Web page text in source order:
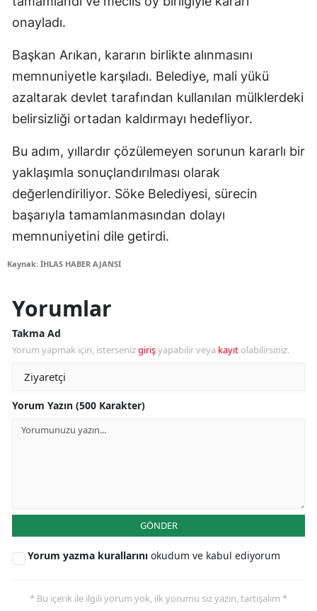
onayladı.
Başkan Arıkan, kararın birlikte alınmasını
memnuniyetle karşıladı. Belediye, mali yükü
azaltarak devlet tarafından kullanılan mülklerdeki
belirsizliği ortadan kaldırmayı hedefliyor.
Bu adım, yıllardır çözülemeyen sorunun kararlı bir
yaklaşımla sonuçlandırılması olarak
değerlendiriliyor. Söke Belediyesi, sürecin
başarıyla tamamlanmasından dolayı
memnuniyetini dile getirdi.
Kaynak: İHLAS HABER AJANSI
Yorumlar
Takma Ad
Yorum yapmak için, istersenizgirişyapabilir veya kayıt olabilirsiniz.
Yorum Yazın (500 Karakter)
GÖNDER
Yorum yazma kurallarını okudum ve kabul ediyorum
* Bu içerik ile ilgili yorum yok, ilk yorumu siz yazın, tartışalım *